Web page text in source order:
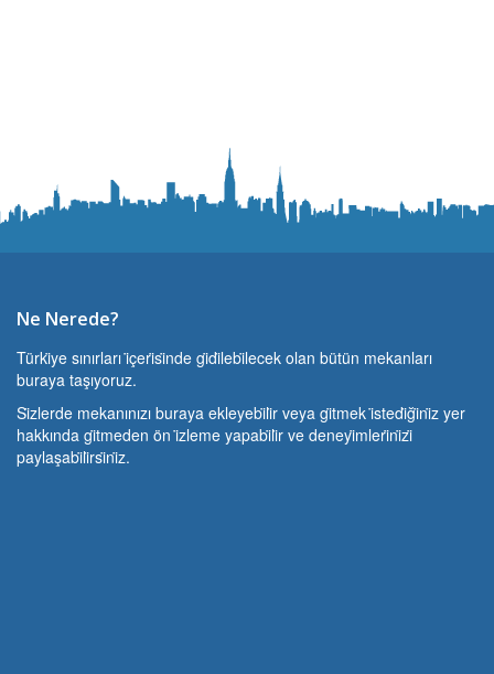
Ne Nerede?
Türki̇ye sınırları i̇çeri̇si̇nde gi̇di̇lebi̇lecek olan bütün mekanları
buraya taşıyoruz.
Si̇zlerde mekanınızı buraya ekleyebi̇li̇r veya gi̇tmek i̇stedi̇ği̇ni̇z yer
hakkında gi̇tmeden ön i̇zleme yapabi̇li̇r ve deneyi̇mleri̇ni̇zi̇
paylaşabi̇li̇rsi̇ni̇z.